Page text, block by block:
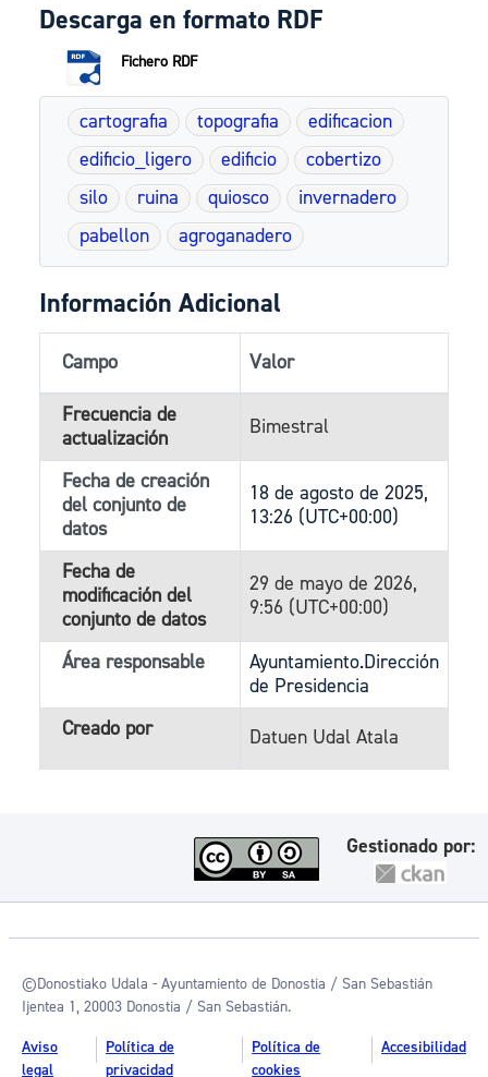
Descarga en formato RDF
Fichero RDF
cartografia topografia
edificacion
edificio_ligero
edificio
cobertizo
silo
ruina quiosco
invernadero
pabellon
agroganadero
Información Adicional
Campo Valor
Frecuencia de
actualización
Bimestral
Fecha de creación
del conjunto de
datos
18 de agosto de 2025,
13:26 (UTC+00:00)
Fecha de
modificación del
conjunto de datos
29 de mayo de 2026,
9:56 (UTC+00:00)
Área responsable
Ayuntamiento.Dirección
de Presidencia
Creado por
Datuen Udal Atala
Gestionado por:
©Donostiako Udala - Ayuntamiento de Donostia / San Sebastián
Ijentea 1, 20003 Donostia / San Sebastián.
Aviso
legal
Política de
privacidad
Política de
cookies
Accesibilidad